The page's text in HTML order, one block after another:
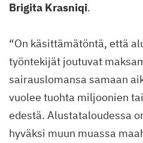
Brigita Krasniqi.
“On käsittämätöntä, että
työntekijät joutuvat
sairauslomansa samaan
vuolee tuohta miljoonien
edestä. Alustataloudessa
hyväksi muun muassa